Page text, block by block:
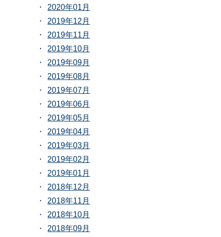
2020年01月
2019年12月
2019年11月
2019年10月
2019年09月
2019年08月
2019年07月
2019年06月
2019年05月
2019年04月
2019年03月
2019年02月
2019年01月
2018年12月
2018年11月
2018年10月
2018年09月